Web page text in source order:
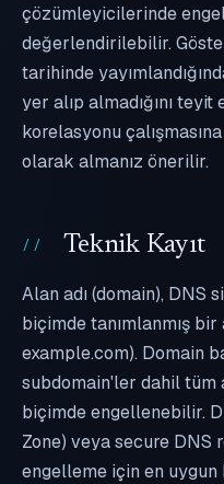
çözümleyicilerinde
değerlendirilebilir.
tarihinde
yer alıp almadığını
korelasyonu
olarak almanız önerilir.
Teknik Kayıt
Alan adı (domain), DNS
biçimde tanımlanmış bir
example.com). Domain
subdomain'ler dahil tüm
biçimde engellenebilir.
Zone) veya secure DNS
engelleme için en uygun